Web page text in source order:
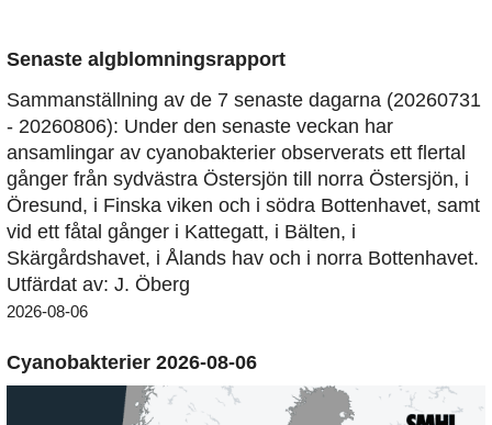
Senaste algblomningsrapport
Sammanställning av de 7 senaste dagarna (20260731
- 20260806): Under den senaste veckan har
ansamlingar av cyanobakterier observerats ett flertal
gånger från sydvästra Östersjön till norra Östersjön, i
Öresund, i Finska viken och i södra Bottenhavet, samt
vid ett fåtal gånger i Kattegatt, i Bälten, i
Skärgårdshavet, i Ålands hav och i norra Bottenhavet.
Utfärdat av: J. Öberg
2026-08-06
Cyanobakterier 2026-08-06